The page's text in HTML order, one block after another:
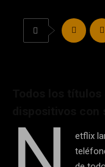
etflix